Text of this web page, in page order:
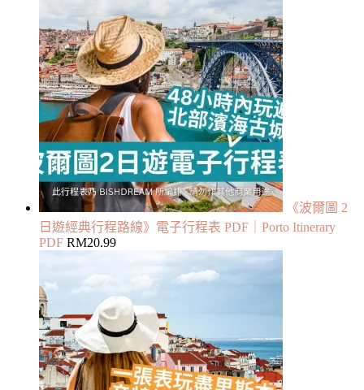
《波爾圖 2
日遊經典行程路線》電子行程表 PDF｜Porto Itinerary
PDF RM20.99